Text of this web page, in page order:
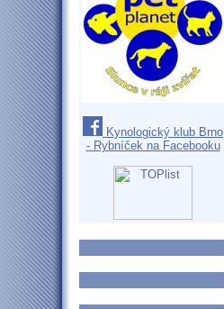
Kynologický klub Brno
- Rybníček na Facebooku